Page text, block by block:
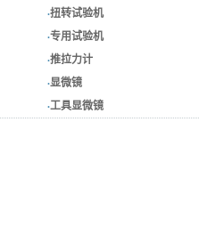
·扭转试验机
·专用试验机
·推拉力计
·显微镜
·工具显微镜